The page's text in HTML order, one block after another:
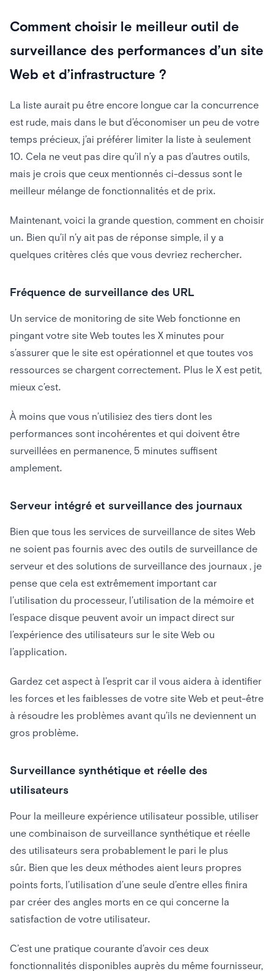
Comment choisir le meilleur outil de
surveillance des performances d’un site
Web et d’infrastructure ?
La liste aurait pu être encore longue car la concurrence
est rude, mais dans le but d’économiser un peu de votre
temps précieux, j’ai préférer limiter la liste à seulement
10. Cela ne veut pas dire qu’il n’y a pas d’autres outils,
mais je crois que ceux mentionnés ci-dessus sont le
meilleur mélange de fonctionnalités et de prix.
Maintenant, voici la grande question, comment en choisir
un. Bien qu’il n’y ait pas de réponse simple, il y a
quelques critères clés que vous devriez rechercher.
Fréquence de surveillance des URL
Un service de monitoring de site Web fonctionne en
pingant votre site Web toutes les X minutes pour
s’assurer que le site est opérationnel et que toutes vos
ressources se chargent correctement. Plus le X est petit,
mieux c’est.
À moins que vous n’utilisiez des tiers dont les
performances sont incohérentes et qui doivent être
surveillées en permanence, 5 minutes suffisent
amplement.
Serveur intégré et surveillance des journaux
Bien que tous les services de surveillance de sites Web
ne soient pas fournis avec des outils de surveillance de
serveur et des solutions de surveillance des journaux , je
pense que cela est extrêmement important car
l’utilisation du processeur, l’utilisation de la mémoire et
l’espace disque peuvent avoir un impact direct sur
l’expérience des utilisateurs sur le site Web ou
l’application.
Gardez cet aspect à l’esprit car il vous aidera à identifier
les forces et les faiblesses de votre site Web et peut-être
à résoudre les problèmes avant qu’ils ne deviennent un
gros problème.
Surveillance synthétique et réelle des
utilisateurs
Pour la meilleure expérience utilisateur possible, utiliser
une combinaison de surveillance synthétique et réelle
des utilisateurs sera probablement le pari le plus
sûr. Bien que les deux méthodes aient leurs propres
points forts, l’utilisation d’une seule d’entre elles finira
par créer des angles morts en ce qui concerne la
satisfaction de votre utilisateur.
C’est une pratique courante d’avoir ces deux
fonctionnalités disponibles auprès du même fournisseur,